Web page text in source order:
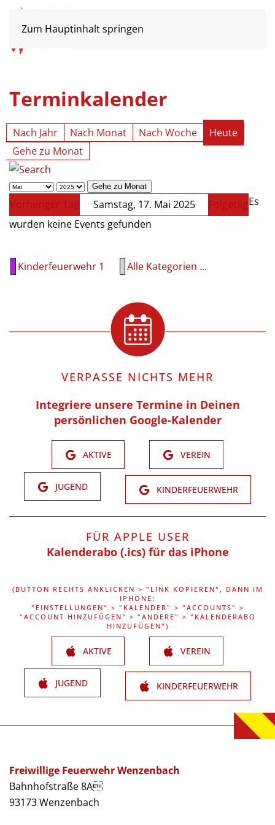
Zum Hauptinhalt springen
Terminkalender
Nach Jahr Nach Monat Nach Woche
Heute
Gehe zu Monat
Gehe zu Monat
Vorheriger Tag Samstag, 17. Mai 2025 FolgetagEs
wurden keine Events gefunden
Kinderfeuerwehr 1 Alle Kategorien ...
VERPASSE NICHTS MEHR
Integriere unsere Termine in Deinen
persönlichen Google-Kalender
AKTIVE VEREIN
JUGEND KINDERFEUERWEHR
FÜR APPLE USER
Kalenderabo (.ics) für das iPhone
(BUTTON RECHTS ANKLICKEN > "LINK KOPIEREN", DANN IM
IPHONE:
"EINSTELLUNGEN" > "KALENDER" > "ACCOUNTS" >
"ACCOUNT HINZUFÜGEN" > "ANDERE" > "KALENDERABO
HINZUFÜGEN")
AKTIVE VEREIN
JUGEND KINDERFEUERWEHR
Freiwillige Feuerwehr Wenzenbach
Bahnhofstraße 8A
93173 Wenzenbach